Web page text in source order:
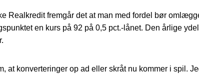
Realkredit fremgår det at man med fordel bør
en kurs på 92 på 0,5 pct.-lånet. Den årlige
at konverteringer op ad eller skråt nu kommer i spil.